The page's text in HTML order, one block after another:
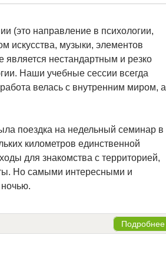
(это направление в психологии,
искусства, музыки, элементов
является нестандартным и резко
Наши учебные сессии всегда
велась с внутренним миром, а
поездка на недельный семинар в
километров единственной
для знакомства с территорией,
Но самыми интересными и
Подробнее